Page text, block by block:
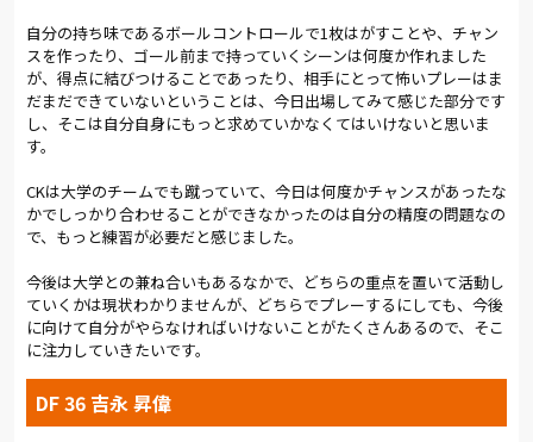
けた。右サイドハーフの高柳も、積極的に攻撃に絡んだ。80分
には奥抜を投入。83分、左サイドを突破した河田が中央に折り
返したが、相手DFにクリアされた。直後には、高柳が左サイド
からゴール前にクロス。西村のダイビングヘッドは相手GKに阻
まれた。
を西村が頭ですらし、茂木が胸で押し込もうとしたが相手GKの
正面を突いた。途中から入った富山をターゲットにして、最後
まで攻め込んだ。90+2分には、左サイドからのクロスを富山が
ヘディングシュート。ゴールネットを揺らしたが、その前にオ
フサイドがありノーゴールとなった。90+5分、右からのCKが相
手にクリアされたところで試合終了のホイッスル。0−1で敗れ
た。
できなかった。しかし、戦う姿勢は保ち続けなければいけな
自分の持ち味であるボールコントロールで1枚はがすことや、チャン
スを作ったり、ゴール前まで持っていくシーンは何度か作れました
が、得点に結びつけることであったり、相手にとって怖いプレーはま
だまだできていないということは、今日出場してみて感じた部分です
し、そこは自分自身にもっと求めていかなくてはいけないと思いま
す。
CKは大学のチームでも蹴っていて、今日は何度かチャンスがあったな
かでしっかり合わせることができなかったのは自分の精度の問題なの
で、もっと練習が必要だと感じました。
今後は大学との兼ね合いもあるなかで、どちらの重点を置いて活動し
ていくかは現状わかりませんが、どちらでプレーするにしても、今後
に向けて自分がやらなければいけないことがたくさんあるので、そこ
に注力していきたいです。
DF 36 吉永 昇偉